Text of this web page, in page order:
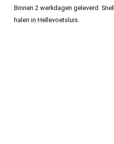
Binnen 2 werkdagen geleverd.
halen in Hellevoetsluis.